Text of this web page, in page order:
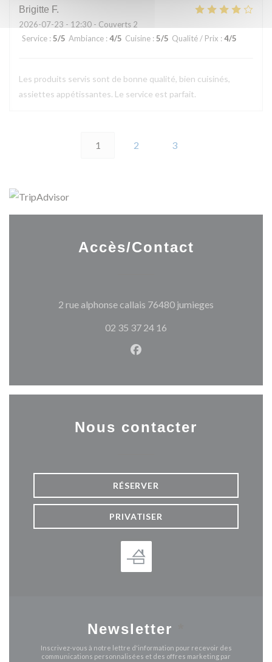
Brigitte F
2026-07-23 - 12:30 - Couverts 2
Service : 5/5 Ambiance : 4/5 Cuisine : 5/5 Qualité / Prix : 4/5
Les produits servis sont de bonne qualité, bien cuisinés,
assiettes appétissantes. Le service est parfait.
1 2 3
Accès/Contact
2 rue alphonse callais 76480 jumieges
02 35 37 24 16
Facebook ((ouvre une
Nous contacter
RÉSERVER
PRIVATISER
Newsletter
Inscrivez-vous à notre lettre d'information pour recevoir des
communications personnalisées et des offres marketing par